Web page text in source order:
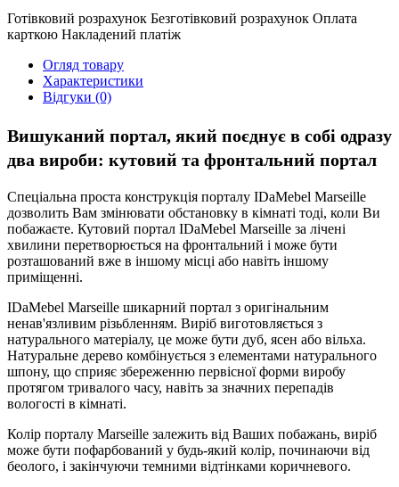
Готівковий розрахунок Безготівковий розрахунок Оплата
карткою Накладений платіж
Огляд товару
Характеристики
Відгуки (0)
Вишуканий портал, який поєднує в собі одразу
два вироби: кутовий та фронтальний портал
Спеціальна проста конструкція порталу IDaMebel Marseille
дозволить Вам змінювати обстановку в кімнаті тоді, коли Ви
побажаєте. Кутовий портал IDaMebel Marseille за лічені
хвилини перетворюється на фронтальний і може бути
розташований вже в іншому місці або навіть іншому
приміщенні.
IDaMebel Marseille шикарний портал з оригінальним
ненав'язливим різьбленням. Виріб виготовляється з
натурального матеріалу, це може бути дуб, ясен або вільха.
Натуральне дерево комбінується з елементами натурального
шпону, що сприяє збереженню первісної форми виробу
протягом тривалого часу, навіть за значних перепадів
вологості в кімнаті.
Колір порталу Marseille залежить від Ваших побажань, виріб
може бути пофарбований у будь-який колір, починаючи від
беолого, і закінчуючи темними відтінками коричневого.